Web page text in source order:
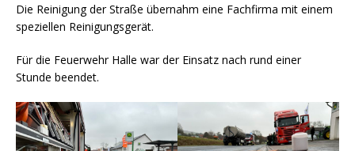
Die Reinigung der Straße übernahm eine Fachfirma mit einem
speziellen Reinigungsgerät.
Für die Feuerwehr Halle war der Einsatz nach rund einer
Stunde beendet.